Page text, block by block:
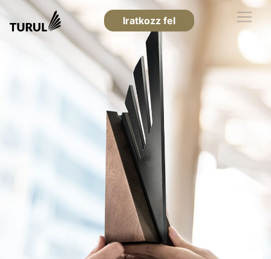
Iratkozz fel